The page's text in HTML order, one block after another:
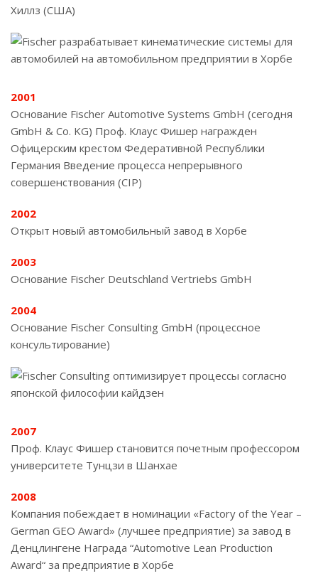
Хиллз (США)
2001
Основание Fischer Automotive Systems GmbH (сегодня
GmbH & Co. KG) Проф. Клаус Фишер награжден
Офицерским крестом Федеративной Республики
Германия Введение процесса непрерывного
совершенствования (CIP)
2002
Открыт новый автомобильный завод в Хорбе
2003
Основание Fischer Deutschland Vertriebs GmbH
2004
Основание Fischer Consulting GmbH (процессное
консультирование)
2007
Проф. Клаус Фишер становится почетным профессором
университете Тунцзи в Шанхае
2008
Компания побеждает в номинации «Factory of the Year –
German GEO Award» (лучшее предприятие) за завод в
Денцлингене Награда “Automotive Lean Production
Award“ за предприятие в Хорбе